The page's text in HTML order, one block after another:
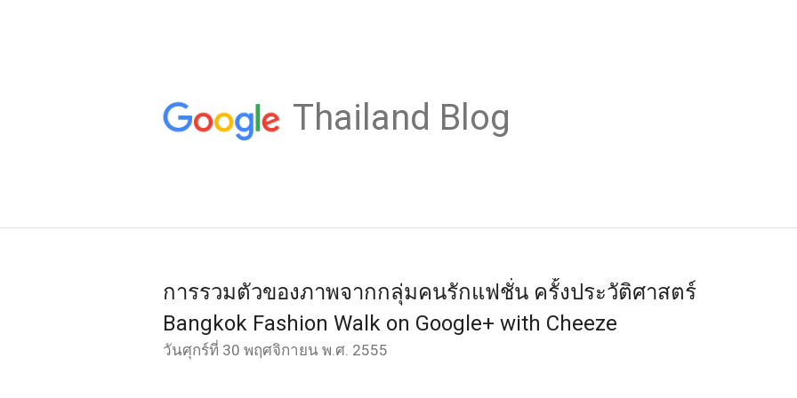
Thailand Blog
การรวมตัวของภาพจากกลุ่มคนรักแฟชั่น ครั้งประวัติศาสตร์
Bangkok Fashion Walk on Google+ with Cheeze
วันศุกร์ที่ 30 พฤศจิกายน พ.ศ. 2555